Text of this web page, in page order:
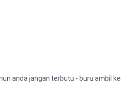
anda jangan terbutu - buru ambil